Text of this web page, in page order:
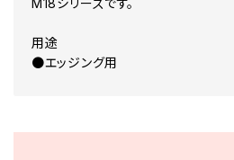
用途
●エッジング用